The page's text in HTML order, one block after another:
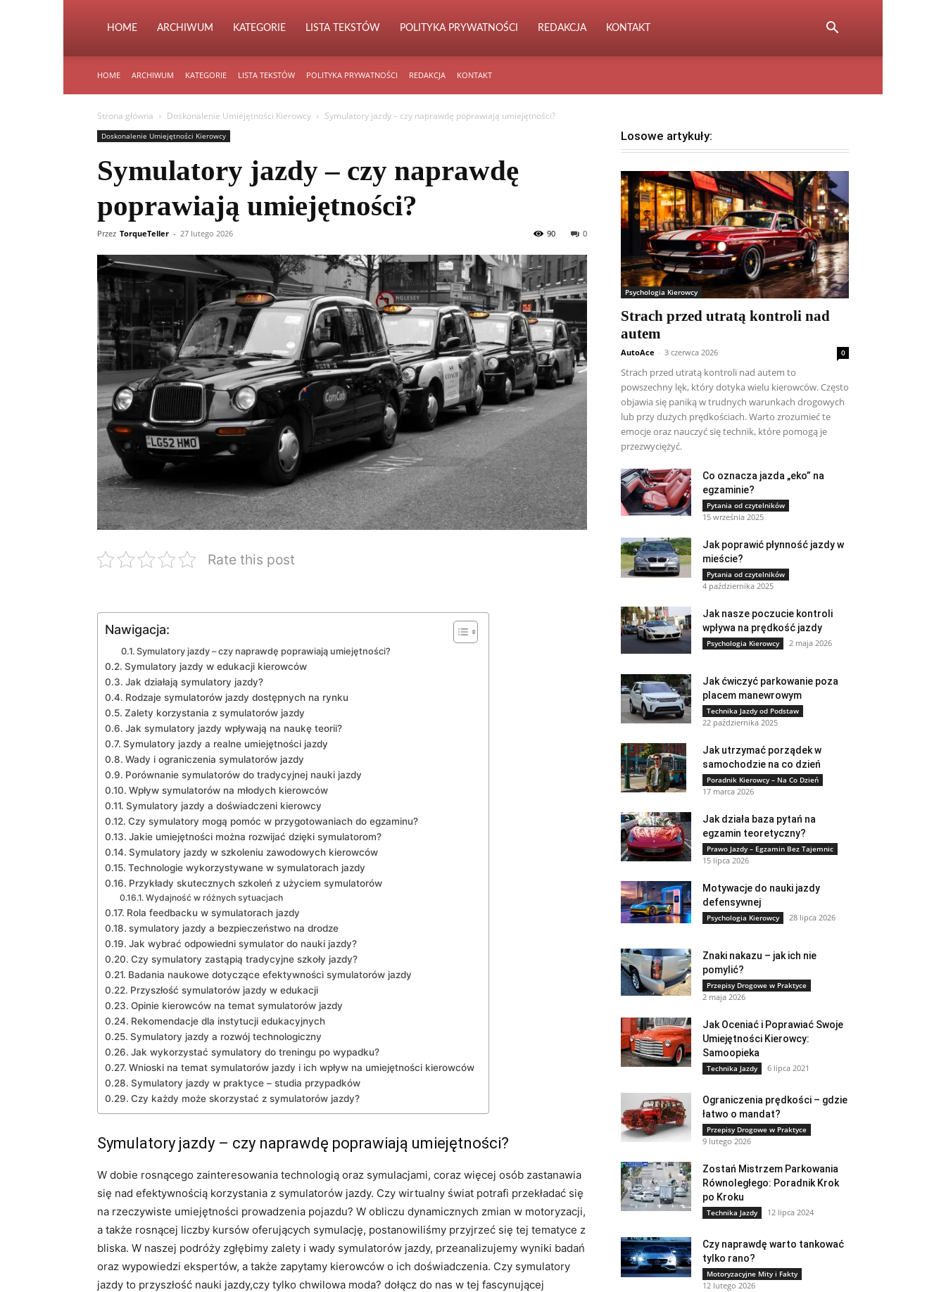
HOME ARCHIWUM KATEGORIE LISTA TEKSTÓW POLITYKA PRYWATNOŚCI REDAKCJA KONTAKT
HOME ARCHIWUM KATEGORIE LISTA TEKSTÓW POLITYKA PRYWATNOŚCI REDAKCJA KONTAKT
Strona główna Doskonalenie Umiejętności Kierowcy Symulatory jazdy – czy naprawdę poprawiają umiejętności?
Doskonalenie Umiejętności Kierowcy
Symulatory jazdy – czy naprawdę
poprawiają umiejętności?
Przez TorqueTeller - 27 lutego 2026 0
90
Rate this post
Nawigacja:
Symulatory jazdy – czy naprawdę poprawiają umiejętności?
Symulatory jazdy w edukacji​ kierowców
Jak działają ‍symulatory jazdy?
Rodzaje ⁣symulatorów‌ jazdy dostępnych na rynku
Zalety korzystania‌ z symulatorów jazdy
Jak symulatory jazdy wpływają ⁣na naukę ⁣teorii?
Symulatory jazdy ​a realne umiejętności ​jazdy
Wady ⁣i ograniczenia symulatorów jazdy
Porównanie symulatorów do tradycyjnej nauki jazdy
Wpływ symulatorów na młodych kierowców
Symulatory ‍jazdy ‌a doświadczeni kierowcy
Czy symulatory mogą pomóc w przygotowaniach do ‌egzaminu?
Jakie umiejętności można rozwijać dzięki symulatorom?
Symulatory jazdy w szkoleniu zawodowych kierowców
Technologie wykorzystywane w symulatorach jazdy
Przykłady skutecznych ⁤szkoleń z‍ użyciem ⁤symulatorów
Wydajność w różnych ‌sytuacjach
Rola ​feedbacku ‌w symulatorach jazdy
symulatory⁤ jazdy a bezpieczeństwo na drodze
Jak wybrać odpowiedni symulator do ‌nauki‌ jazdy?
Czy symulatory zastąpią ⁤tradycyjne szkoły jazdy?
Badania naukowe dotyczące ⁢efektywności symulatorów jazdy
Przyszłość symulatorów ​jazdy w edukacji
Opinie kierowców na temat symulatorów jazdy
Rekomendacje⁤ dla instytucji edukacyjnych
Symulatory jazdy ‌a rozwój technologiczny
Jak wykorzystać symulatory do treningu po wypadku?
Wnioski na temat symulatorów jazdy i ich wpływ na umiejętności kierowców
Symulatory jazdy w praktyce‍ – studia przypadków
Czy każdy może skorzystać z symulatorów jazdy?
Symulatory jazdy – czy naprawdę poprawiają umiejętności?
W dobie rosnącego zainteresowania technologią oraz ⁣symulacjami,‌ coraz więcej⁢ osób zastanawia
się nad efektywnością korzystania​ z symulatorów jazdy. ⁣Czy ⁣wirtualny świat potrafi przekładać się
na rzeczywiste ⁣umiejętności prowadzenia pojazdu? W‌ obliczu dynamicznych zmian w motoryzacji,
a także⁤ rosnącej liczby ​kursów⁤ oferujących ‍symulację, postanowiliśmy przyjrzeć się tej tematyce z
bliska. W naszej ⁢podróży zgłębimy zalety i wady symulatorów jazdy, przeanalizujemy wyniki badań
oraz wypowiedzi ekspertów, a także zapytamy kierowców o ich doświadczenia. Czy symulatory
jazdy‍ to przyszłość ‍nauki‌ jazdy,czy‍ tylko chwilowa moda? dołącz do nas w tej fascynującej
Losowe artykuły:
Psychologia Kierowcy
Strach przed utratą kontroli nad
autem
AutoAce - 3 czerwca 2026 0
Strach przed utratą kontroli nad autem to
powszechny lęk, który dotyka wielu kierowców. Często
objawia się paniką w trudnych warunkach drogowych
lub przy dużych prędkościach. Warto zrozumieć te
emocje oraz nauczyć się technik, które pomogą je
przezwyciężyć.
Co oznacza jazda „eko” na
egzaminie?
Pytania od czytelników
15 września 2025
Jak poprawić płynność jazdy w
mieście?
Pytania od czytelników
4 października 2025
Jak nasze poczucie kontroli
wpływa na prędkość jazdy
Psychologia Kierowcy 2 maja 2026
Jak ćwiczyć parkowanie poza
placem manewrowym
Technika Jazdy od Podstaw
22 października 2025
Jak utrzymać porządek w
samochodzie na co dzień
Poradnik Kierowcy – Na Co Dzień
17 marca 2026
Jak działa baza pytań na
egzamin teoretyczny?
Prawo Jazdy – Egzamin Bez Tajemnic
15 lipca 2026
Motywacje do nauki jazdy
defensywnej
Psychologia Kierowcy 28 lipca 2026
Znaki nakazu – jak ich nie
pomylić?
Przepisy Drogowe w Praktyce
2 maja 2026
Jak Oceniać i Poprawiać Swoje
Umiejętności Kierowcy:
Samoopieka
Technika Jazdy 6 lipca 2021
Ograniczenia prędkości – gdzie
łatwo o mandat?
Przepisy Drogowe w Praktyce
9 lutego 2026
Zostań Mistrzem Parkowania
Równoległego: Poradnik Krok
po Kroku
Technika Jazdy 12 lipca 2024
Czy naprawdę warto tankować
tylko rano?
Motoryzacyjne Mity i Fakty
12 lutego 2026